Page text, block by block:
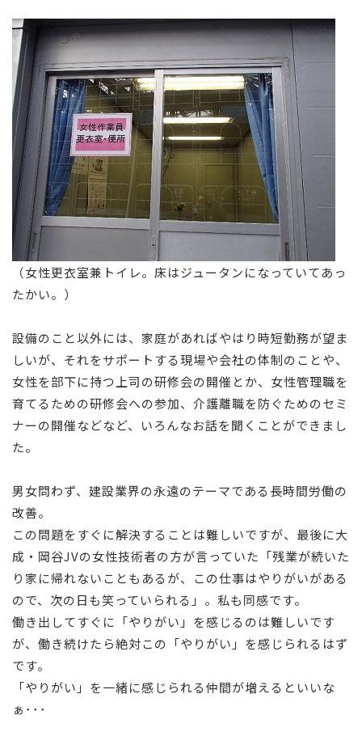
（女性更衣室兼トイレ。床はジュータンになっていてあっ
たかい。）
設備のこと以外には、家庭があればやはり時短勤務が望ま
しいが、それをサポートする現場や会社の体制のことや、
女性を部下に持つ上司の研修会の開催とか、女性管理職を
育てるための研修会への参加、介護離職を防ぐためのセミ
ナーの開催などなど、いろんなお話を聞くことができまし
た。
男女問わず、建設業界の永遠のテーマである長時間労働の
改善。
この問題をすぐに解決することは難しいですが、最後に大
成・岡谷JVの女性技術者の方が言っていた「残業が続いた
り家に帰れないこともあるが、この仕事はやりがいがある
ので、次の日も笑っていられる」。私も同感です。
働き出してすぐに「やりがい」を感じるのは難しいです
が、働き続けたら絶対この「やりがい」を感じられるはず
です。
「やりがい」を一緒に感じられる仲間が増えるといいな
ぁ･･･